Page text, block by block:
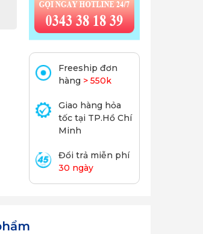
Freeship đơn
hàng > 550k
Giao hàng hỏa
tốc tại TP.Hồ Chí
Minh
Đổi trả miễn phí
30 ngày